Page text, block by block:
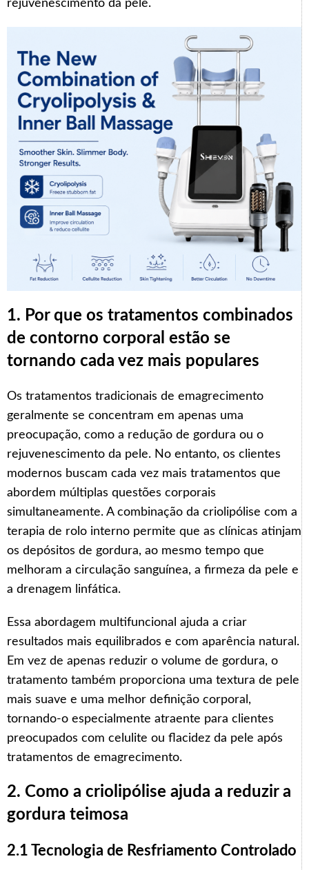
rejuvenescimento da pele.
1. Por que os tratamentos combinados
de contorno corporal estão se
tornando cada vez mais populares
Os tratamentos tradicionais de emagrecimento
geralmente se concentram em apenas uma
preocupação, como a redução de gordura ou o
rejuvenescimento da pele. No entanto, os clientes
modernos buscam cada vez mais tratamentos que
abordem múltiplas questões corporais
simultaneamente. A combinação da criolipólise com a
terapia de rolo interno permite que as clínicas atinjam
os depósitos de gordura, ao mesmo tempo que
melhoram a circulação sanguínea, a firmeza da pele e
a drenagem linfática.
Essa abordagem multifuncional ajuda a criar
resultados mais equilibrados e com aparência natural.
Em vez de apenas reduzir o volume de gordura, o
tratamento também proporciona uma textura de pele
mais suave e uma melhor definição corporal,
tornando-o especialmente atraente para clientes
preocupados com celulite ou flacidez da pele após
tratamentos de emagrecimento.
2. Como a criolipólise ajuda a reduzir a
gordura teimosa
2.1 Tecnologia de Resfriamento Controlado